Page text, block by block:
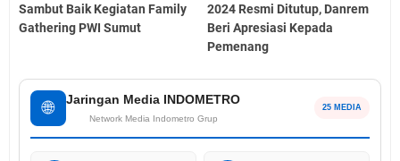
Sambut Baik Kegiatan Family
Gathering PWI Sumut
2024 Resmi Ditutup, Danrem
Beri Apresiasi Kepada
Pemenang
🌐 Jaringan Media INDOMETRO
Network Media Indometro Grup
25 MEDIA